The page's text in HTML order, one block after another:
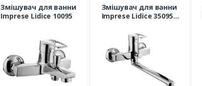
Змішувач для ванни
Imprese Lidice 10095
Змішувач для ванни
Imprese Lidice 35095 з